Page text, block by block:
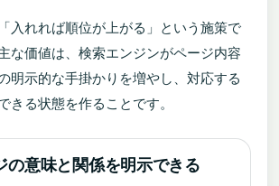
入れれば順位が上がる」という施策で
な価値は、検索エンジンがページ内容
明示的な手掛かりを増やし、対応する
きる状態を作ることです。
の意味と関係を明示できる